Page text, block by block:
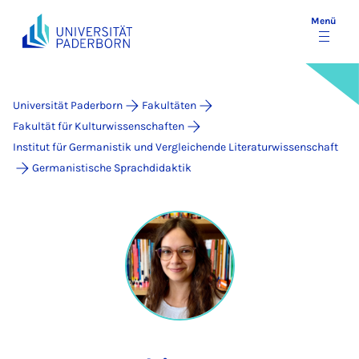
Menü
Universität Paderborn
Fakultäten
Fakultät für Kulturwissenschaften
Institut für Germanistik und Vergleichende Literaturwissenschaft
Germanistische Sprachdidaktik